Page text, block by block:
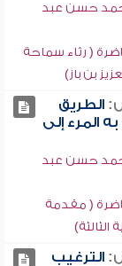
حسن عبد
( رثاء سماحة
بن باز)
الطريق
المرء إلى
حسن عبد
( مقدمة
الثالثة)
الترغيب